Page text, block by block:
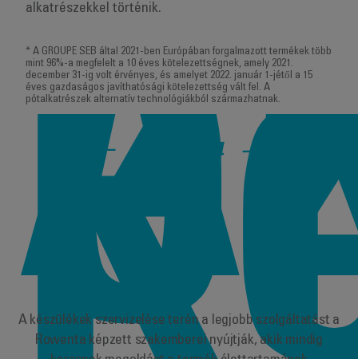
alkatrészekkel történik.
* A GROUPE SEB által 2021-ben Európában forgalmazott termékek több
mint 96%-a megfelelt a 10 éves kötelezettségnek, amely 2021.
december 31-ig volt érvényes, és amelyet 2022. január 1-jétől a 15
éves gazdaságos javíthatósági kötelezettség vált fel. A
pótalkatrészek alternatív technológiákból származhatnak.
Rowenta
A készülékek szervizelése terén a legjobb szolgáltatást a
Rowenta képzett szakemberei nyújtják, akik mindig